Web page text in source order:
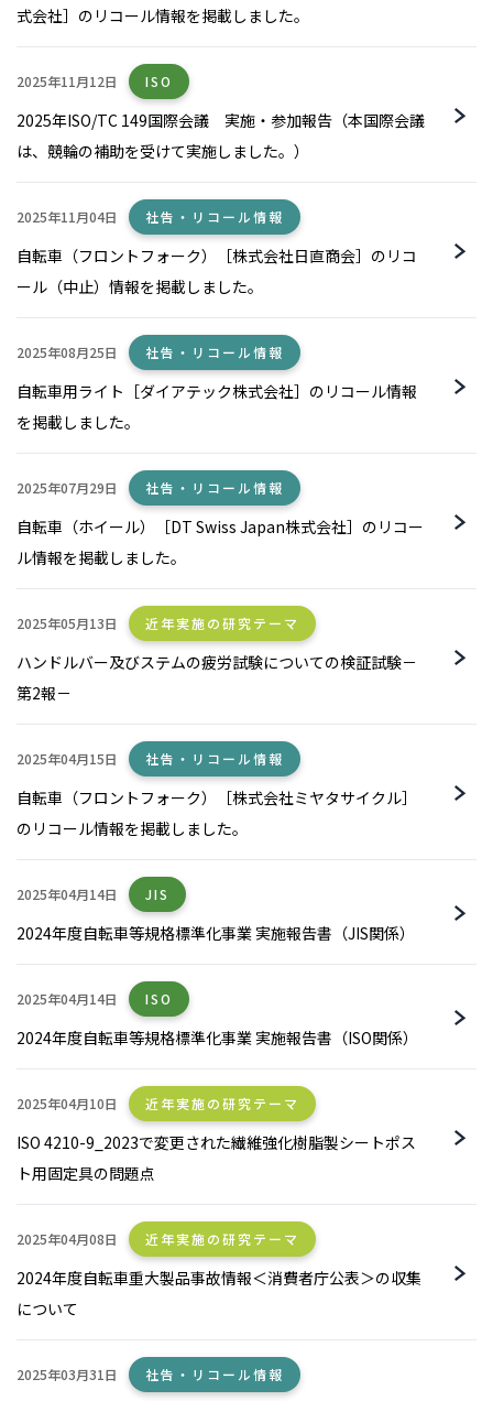
式会社］のリコール情報を掲載しました。
2025年11月12日 ISO
2025年ISO/TC 149国際会議 実施・参加報告（本国際会議
は、競輪の補助を受けて実施しました。）
2025年11月04日 社告・リコール情報
自転車（フロントフォーク）［株式会社日直商会］のリコ
ール（中止）情報を掲載しました。
2025年08月25日 社告・リコール情報
自転車用ライト［ダイアテック株式会社］のリコール情報
を掲載しました。
2025年07月29日 社告・リコール情報
自転車（ホイール）［DT Swiss Japan株式会社］のリコー
ル情報を掲載しました。
2025年05月13日 近年実施の研究テーマ
ハンドルバー及びステムの疲労試験についての検証試験－
第2報－
2025年04月15日 社告・リコール情報
自転車（フロントフォーク）［株式会社ミヤタサイクル］
のリコール情報を掲載しました。
2025年04月14日 JIS
2024年度自転車等規格標準化事業 実施報告書（JIS関係）
2025年04月14日 ISO
2024年度自転車等規格標準化事業 実施報告書（ISO関係）
2025年04月10日 近年実施の研究テーマ
ISO 4210-9_2023で変更された繊維強化樹脂製シートポス
ト用固定具の問題点
2025年04月08日 近年実施の研究テーマ
2024年度自転車重大製品事故情報＜消費者庁公表＞の収集
について
2025年03月31日 社告・リコール情報